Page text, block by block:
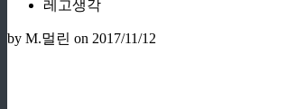
레고생각
by M.멀린 on 2017/11/12